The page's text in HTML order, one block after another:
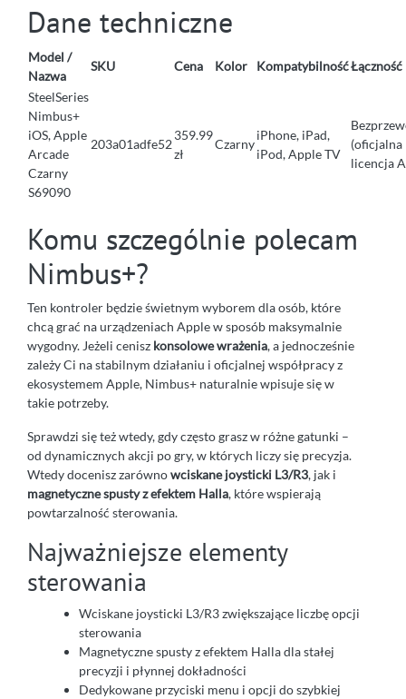
Dane techniczne
Model /
Nazwa
SKU Cena Kolor KompatybilnośćŁączność
SteelSeries
Nimbus+
iOS, Apple
Arcade
Czarny
S69090
203a01adfe52
359.99
zł
Czarny
iPhone, iPad,
iPod, Apple TV
(oficjalna
licencja
Komu szczególnie polecam
Nimbus+?
Ten kontroler będzie świetnym wyborem dla osób, które
chcą grać na urządzeniach Apple w sposób maksymalnie
wygodny. Jeżeli cenisz konsolowe wrażenia, a jednocześnie
zależy Ci na stabilnym działaniu i oficjalnej współpracy z
ekosystemem Apple, Nimbus+ naturalnie wpisuje się w
takie potrzeby.
Sprawdzi się też wtedy, gdy często grasz w różne gatunki –
od dynamicznych akcji po gry, w których liczy się precyzja.
Wtedy docenisz zarównowciskane joysticki L3/R3, jak i
magnetyczne spusty z efektem Halla, które wspierają
powtarzalność sterowania.
Najważniejsze elementy
sterowania
Wciskane joysticki L3/R3 zwiększające liczbę opcji
sterowania
Magnetyczne spusty z efektem Halla dla stałej
precyzji i płynnej dokładności
Dedykowane przyciski menu i opcji do szybkiej